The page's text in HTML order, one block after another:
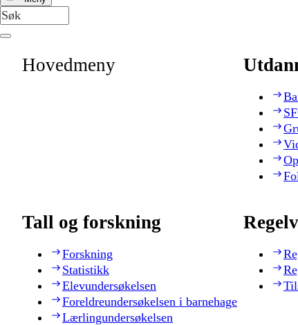
Hovedmeny
Tall og forskning
Forskning
Statistikk
Elevundersøkelsen
Foreldreundersøkelsen i barnehage
Lærlingundersøkelsen